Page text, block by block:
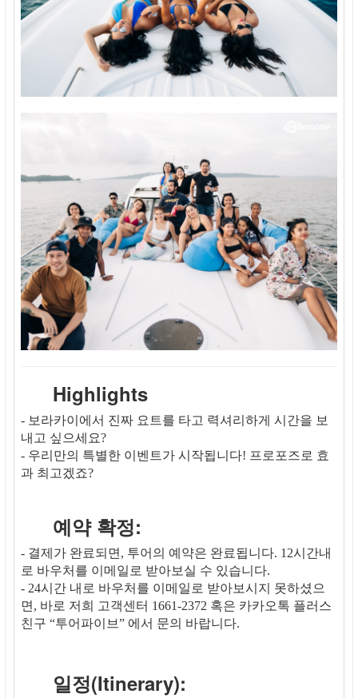
Highlights
- 보라카이에서 진짜 요트를 타고 력셔리하게 시간을 보
내고 싶으세요?
- 우리만의 특별한 이벤트가 시작됩니다! 프로포즈로 효
과 최고겠죠?
예약 확정:
- 결제가 완료되면, 투어의 예약은 완료됩니다. 12시간내
로 바우처를 이메일로 받아보실 수 있습니다.
- 24시간 내로 바우처를 이메일로 받아보시지 못하셨으
면, 바로 저희 고객센터 1661-2372 혹은 카카오톡 플러스
친구 “투어파이브” 에서 문의 바랍니다.
일정(Itinerary):